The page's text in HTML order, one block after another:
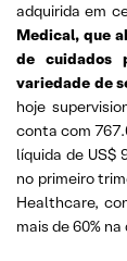
adquirida em
Medical, que
de cuidados
variedade de
hoje
conta com
líquida de US$
no primeiro
Healthcare,
mais de 60%